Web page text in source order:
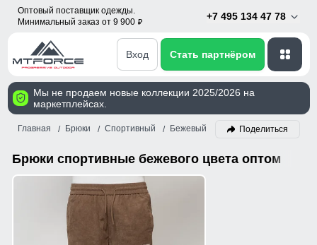
Оптовый поставщик одежды.
Минимальный заказ от 9 900 p
+7 495 134 47 78
Вход Стать партнёром
Мы не продаем новые коллекции 2025/2026 на
маркетплейсах.
Главная Брюки Спортивный Бежевый Поделиться
Брюки спортивные бежевого цвета оптом